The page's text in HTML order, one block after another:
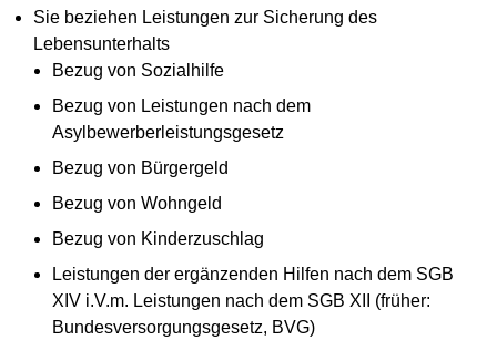
Sie beziehen Leistungen zur Sicherung des
Lebensunterhalts
Bezug von Sozialhilfe
Bezug von Leistungen nach dem
Asylbewerberleistungsgesetz
Bezug von Bürgergeld
Bezug von Wohngeld
Bezug von Kinderzuschlag
Leistungen der ergänzenden Hilfen nach dem SGB
XIV i.V.m. Leistungen nach dem SGB XII (früher:
Bundesversorgungsgesetz, BVG)